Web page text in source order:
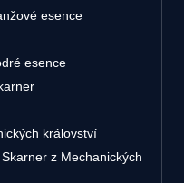
esence
esence
království
z Mechanických